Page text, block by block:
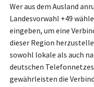
Wer aus dem Ausland
Landesvorwahl +49
eingeben, um eine
dieser Region
sowohl lokale als auch
deutschen
gewährleisten die